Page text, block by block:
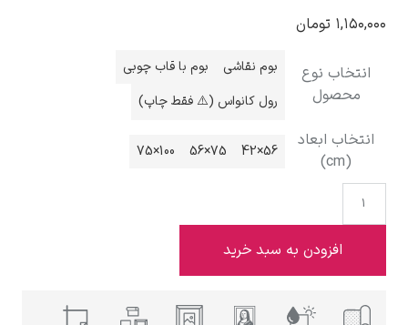
ادوارد مونک
کامی پیسارو
ادوارد هاپر
تومان
نوع
بوم نقاشی
بوم با قاب چوبی
رول کانواس (⚠️ فقط چاپ)
ابعاد
56×42
75×56
افزودن به سبد خرید